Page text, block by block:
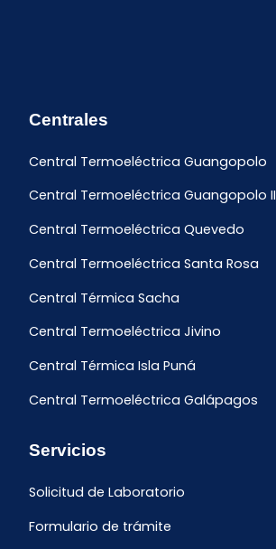
Centrales
Central Termoeléctrica Guangopolo
Central Termoeléctrica Guangopolo II
Central Termoeléctrica Quevedo
Central Termoeléctrica Santa Rosa
Central Térmica Sacha
Central Termoeléctrica Jivino
Central Térmica Isla Puná
Central Termoeléctrica Galápagos
Servicios
Solicitud de Laboratorio
Formulario de trámite